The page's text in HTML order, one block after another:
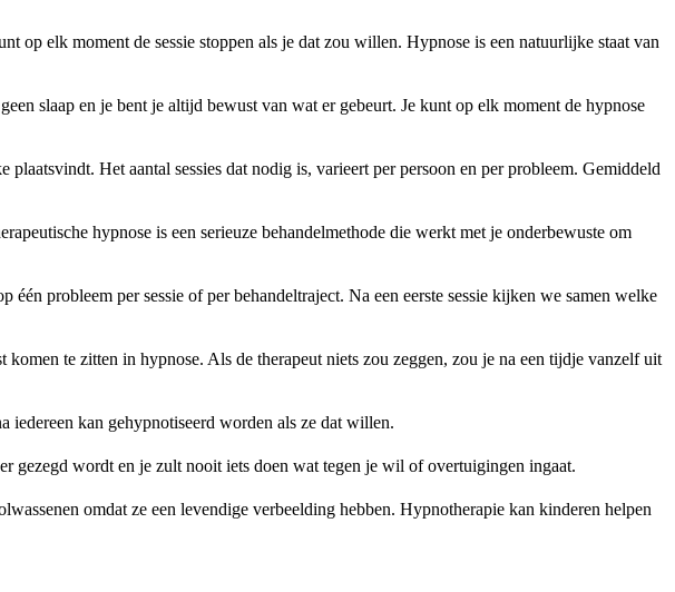
op elk moment de sessie stoppen als je dat zou willen. Hypnose is een natuurlijke staat van
slaap en je bent je altijd bewust van wat er gebeurt. Je kunt op elk moment de hypnose
Het aantal sessies dat nodig is, varieert per persoon en per probleem. Gemiddeld
hypnose is een serieuze behandelmethode die werkt met je onderbewuste om
probleem per sessie of per behandeltraject. Na een eerste sessie kijken we samen welke
te zitten in hypnose. Als de therapeut niets zou zeggen, zou je na een tijdje vanzelf uit
iedereen kan gehypnotiseerd worden als ze dat willen.
gezegd wordt en je zult nooit iets doen wat tegen je wil of overtuigingen ingaat.
omdat ze een levendige verbeelding hebben. Hypnotherapie kan kinderen helpen